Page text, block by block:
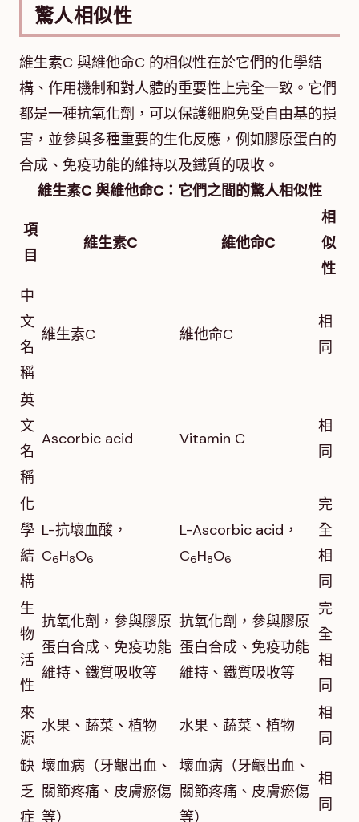
驚人相似性
維生素C 與維他命C 的相似性在於它們的化學結
構、作用機制和對人體的重要性上完全一致。它們
都是一種抗氧化劑，可以保護細胞免受自由基的損
害，並參與多種重要的生化反應，例如膠原蛋白的
合成、免疫功能的維持以及鐵質的吸收。
維生素C 與維他命C：它們之間的驚人相似性
項
目
維生素C 維他命C
相
似
性
中
文
名
稱
維生素C 維他命C
相
同
英
文
名
稱
Ascorbic acid Vitamin C
相
同
化
學
結
構
L-抗壞血酸，
C6H8O6
L-Ascorbic acid，
C6H8O6
完
全
相
同
生
物
活
性
抗氧化劑，參與膠原
蛋白合成、免疫功能
維持、鐵質吸收等
抗氧化劑，參與膠原
蛋白合成、免疫功能
維持、鐵質吸收等
完
全
相
同
來
源
水果、蔬菜、植物 水果、蔬菜、植物
相
同
缺
乏
症
壞血病（牙齦出血、
關節疼痛、皮膚瘀傷
等）
壞血病（牙齦出血、
關節疼痛、皮膚瘀傷
等）
相
同